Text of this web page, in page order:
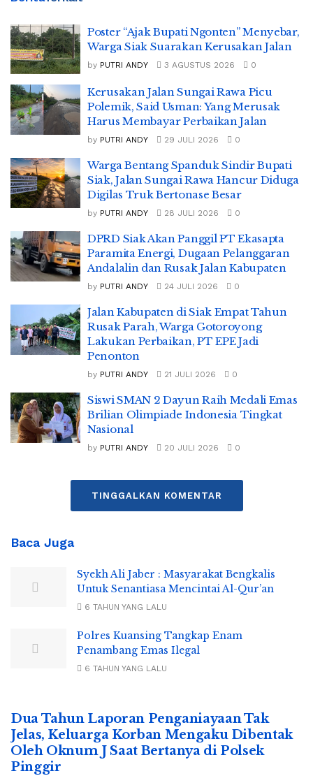
Poster “Ajak Bupati Ngonten” Menyebar,
Warga Siak Suarakan Kerusakan Jalan
by PUTRI ANDY 3 AGUSTUS 2026 0
Kerusakan Jalan Sungai Rawa Picu
Polemik, Said Usman: Yang Merusak
Harus Membayar Perbaikan Jalan
by PUTRI ANDY 29 JULI 2026 0
Warga Bentang Spanduk Sindir Bupati
Siak, Jalan Sungai Rawa Hancur Diduga
Digilas Truk Bertonase Besar
by PUTRI ANDY 28 JULI 2026 0
DPRD Siak Akan Panggil PT Ekasapta
Paramita Energi, Dugaan Pelanggaran
Andalalin dan Rusak Jalan Kabupaten
by PUTRI ANDY 24 JULI 2026 0
Jalan Kabupaten di Siak Empat Tahun
Rusak Parah, Warga Gotoroyong
Lakukan Perbaikan, PT EPE Jadi
Penonton
by PUTRI ANDY 21 JULI 2026 0
Siswi SMAN 2 Dayun Raih Medali Emas
Brilian Olimpiade Indonesia Tingkat
Nasional
by PUTRI ANDY 20 JULI 2026 0
TINGGALKAN KOMENTAR
Baca Juga
Syekh Ali Jaber : Masyarakat Bengkalis
Untuk Senantiasa Mencintai Al-Qur’an
6 TAHUN YANG LALU
Polres Kuansing Tangkap Enam
Penambang Emas Ilegal
6 TAHUN YANG LALU
Dua Tahun Laporan Penganiayaan Tak
Jelas, Keluarga Korban Mengaku Dibentak
Oleh Oknum J Saat Bertanya di Polsek
Pinggir